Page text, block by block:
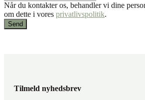
Når du kontakter os, behandler vi dine
om dette i vores privatlivspolitik.
Tilmeld nyhedsbrev